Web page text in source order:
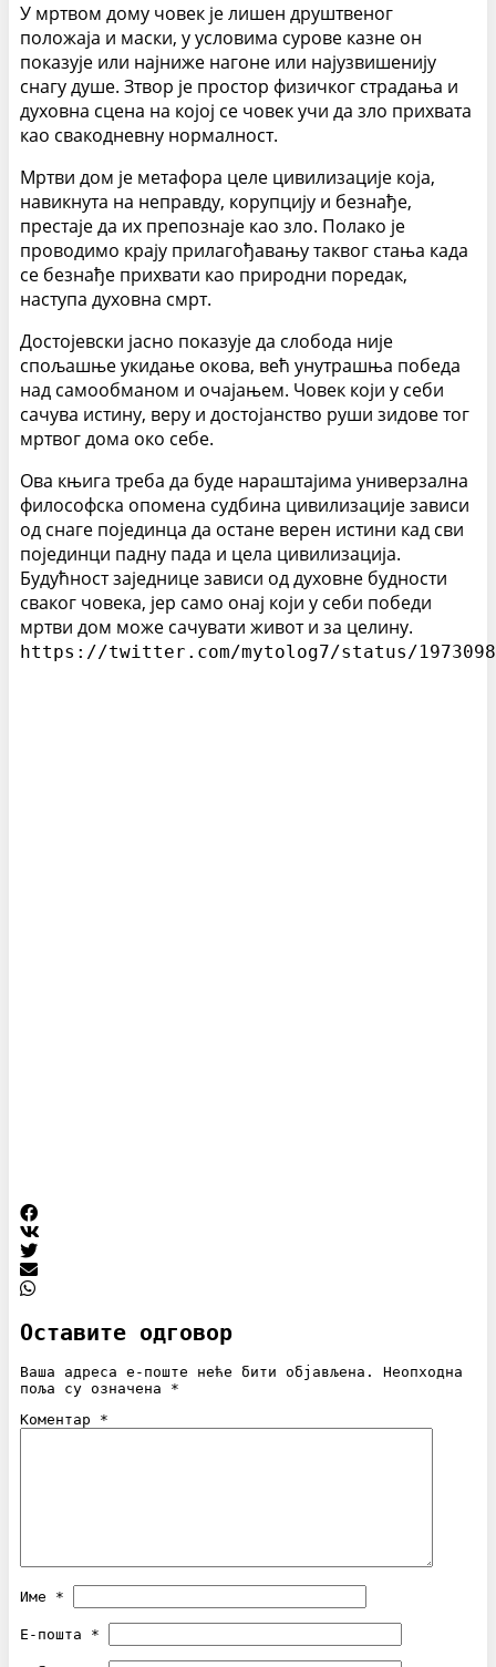
У мртвом дому човек је лишен друштвеног
положаја и маски, у условима сурове казне он
показује или најниже нагоне или најузвишенију
снагу душе. Зтвор је простор физичког страдања и
духовна сцена на којој се човек учи да зло прихвата
као свакодневну нормалност.
Мртви дом је метафора целе цивилизације која,
навикнута на неправду, корупцију и безнађе,
престаје да их препознаје као зло. Полако је
проводимо крају прилагођавању таквог стања када
се безнађе прихвати као природни поредак,
наступа духовна смрт.
Достојевски јасно показује да слобода није
спољашње укидање окова, већ унутрашња победа
над самообманом и очајањем. Човек који у себи
сачува истину, веру и достојанство руши зидове тог
мртвог дома око себе.
Ова књига треба да буде нараштајима универзална
философска опомена судбина цивилизације зависи
од снаге појединца да остане верен истини кад сви
појединци падну пада и цела цивилизација.
Будућност заједнице зависи од духовне будности
сваког човека, јер само онај који у себи победи
мртви дом може сачувати живот и за целину.
https://twitter.com/mytolog7/status/
Оставите одговор
Ваша адреса е-поште неће бити објављена.
Неопходна
поља су означена *
Коментар *
Име *
Е-пошта *